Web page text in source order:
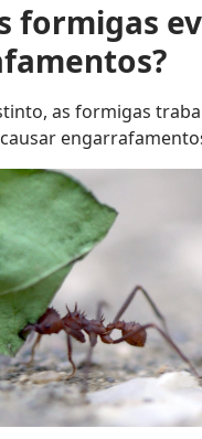
formigas
as formigas